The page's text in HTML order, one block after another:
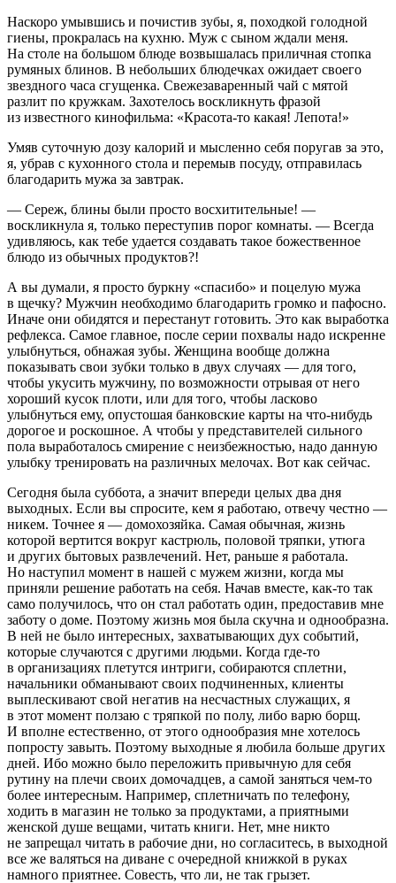
Наскоро умывшись и почистив зубы, я, походкой голодной
гиены, прокралась на кухню. Муж с сыном ждали меня.
На столе на большом блюде возвышалась приличная стопка
румяных блинов. В небольших блюдечках ожидает своего
звездного часа сгущенка. Свежезаваренный чай с мятой
разлит по кружкам. Захотелось воскликнуть фразой
из известного кинофильма: «Красота-то какая! Лепота!»
Умяв суточную дозу калорий и мысленно себя поругав за это,
я, убрав с кухонного стола и перемыв посуду, отправилась
благодарить мужа за завтрак.
— Сереж, блины были просто восхитительные! —
воскликнула я, только переступив порог комнаты. — Всегда
удивляюсь, как тебе удается создавать такое божественное
блюдо из обычных продуктов?!
А вы думали, я просто буркну «спасибо» и поцелую мужа
в щечку? Мужчин необходимо благодарить громко и пафосно.
Иначе они обидятся и перестанут готовить. Это как выработка
рефлекса. Самое главное, после серии похвалы надо искренне
улыбнуться, обнажая зубы. Женщина вообще должна
показывать свои зубки только в двух случаях — для того,
чтобы укусить мужчину, по возможности отрывая от него
хороший кусок плоти, или для того, чтобы ласково
улыбнуться ему, опустошая банковские карты на что-нибудь
дорогое и роскошное. А чтобы у представителей сильного
пола выработалось смирение с неизбежностью, надо данную
улыбку тренировать на различных мелочах. Вот как сейчас.
Сегодня была суббота, а значит впереди целых два дня
выходных. Если вы спросите, кем я работаю, отвечу честно —
никем. Точнее я — домохозяйка. Самая обычная, жизнь
которой вертится вокруг кастрюль, половой тряпки, утюга
и других бытовых развлечений. Нет, раньше я работала.
Но наступил момент в нашей с мужем жизни, когда мы
приняли решение работать на себя. Начав вместе, как-то так
само получилось, что он стал работать один, предоставив мне
заботу о доме. Поэтому жизнь моя была скучна и однообразна.
В ней не было интересных, захватывающих дух событий,
которые случаются с другими людьми. Когда где-то
в организациях плетутся интриги, собираются сплетни,
начальники обманывают своих подчиненных, клиенты
выплескивают свой негатив на несчастных служащих, я
в этот момент ползаю с тряпкой по полу, либо варю борщ.
И вполне естественно, от этого однообразия мне хотелось
попросту завыть. Поэтому выходные я любила больше других
дней. Ибо можно было переложить привычную для себя
рутину на плечи своих домочадцев, а самой заняться чем-то
более интересным. Например, сплетничать по телефону,
ходить в магазин не только за продуктами, а приятными
женской душе вещами, читать книги. Нет, мне никто
не запрещал читать в рабочие дни, но согласитесь, в выходной
все же валяться на диване с очередной книжкой в руках
намного приятнее. Совесть, что ли, не так грызет.